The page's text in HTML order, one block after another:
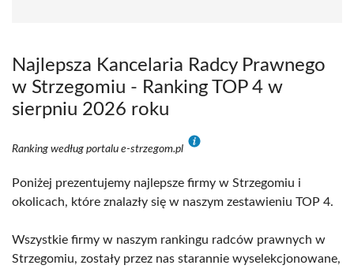
Najlepsza Kancelaria Radcy Prawnego
w Strzegomiu - Ranking TOP 4 w
sierpniu 2026 roku
Ranking według portalu e-strzegom.pl
Poniżej prezentujemy najlepsze firmy w Strzegomiu i
okolicach, które znalazły się w naszym zestawieniu TOP 4.
Wszystkie firmy w naszym rankingu radców prawnych w
Strzegomiu, zostały przez nas starannie wyselekcjonowane,